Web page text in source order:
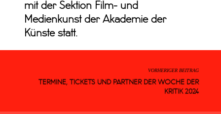
mit der Sektion Film- und
Medienkunst der Akademie der
Künste statt.
VORHERIGER BEITRAG
TERMINE, TICKETS UND PARTNER DER WOCHE DER
KRITIK 2024